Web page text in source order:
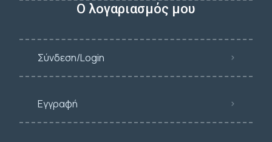
Ο λογαριασμός μου
Σύνδεση/Login
Εγγραφή